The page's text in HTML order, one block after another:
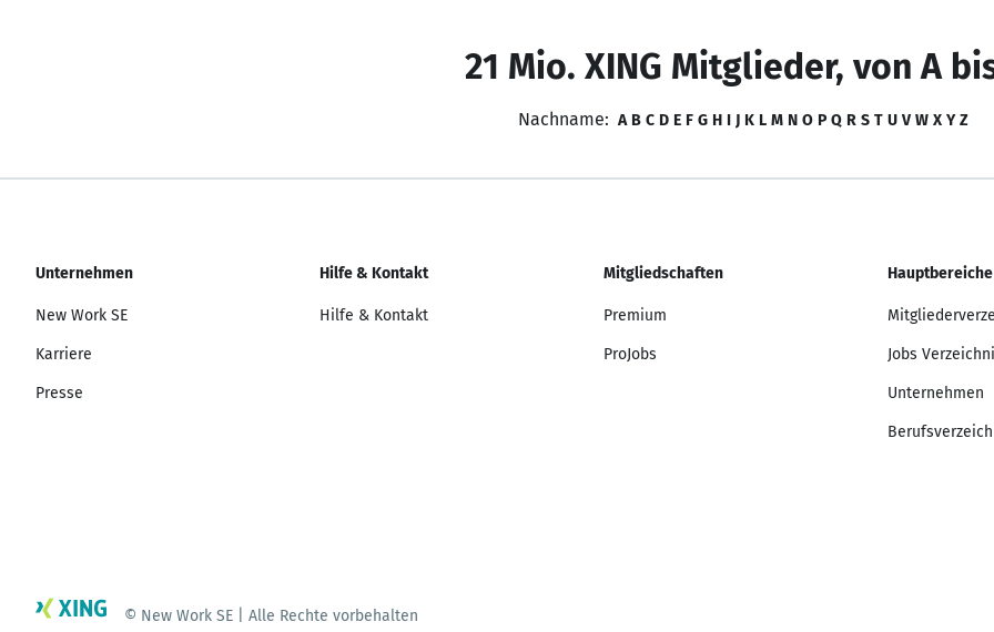
21 Mio. XING Mitglieder, von A
Nachname: A B C D E F G H I J K L M N O P Q R S T U V W X Y Z
Unternehmen
New Work SE
Karriere
Presse
Hilfe & Kontakt
Hilfe & Kontakt
Mitgliedschaften
Premium
ProJobs
Hauptbereiche
Jobs
Unternehmen
© New Work SE | Alle Rechte vorbehalten